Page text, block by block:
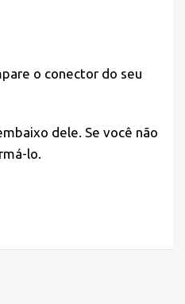
o conector do seu
dele. Se você não
lo.